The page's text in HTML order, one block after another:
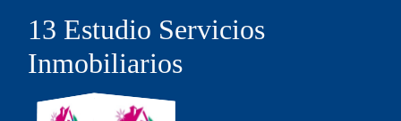
13 Estudio Servicios
Inmobiliarios